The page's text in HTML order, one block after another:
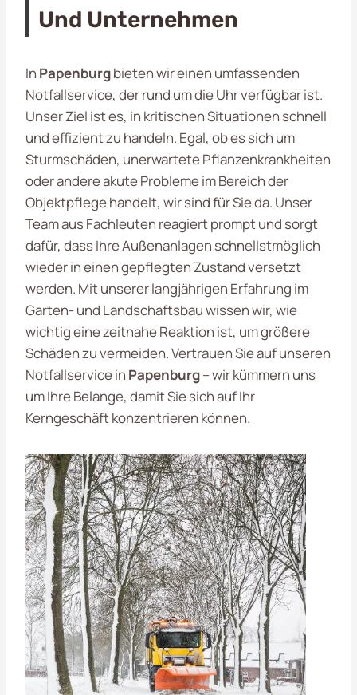
Und Unternehmen
In Papenburgbieten wir einen umfassenden
Notfallservice, der rund um die Uhr verfügbar ist.
Unser Ziel ist es, in kritischen Situationen schnell
und effizient zu handeln. Egal, ob es sich um
Sturmschäden, unerwartete Pflanzenkrankheiten
oder andere akute Probleme im Bereich der
Objektpflege handelt, wir sind für Sie da. Unser
Team aus Fachleuten reagiert prompt und sorgt
dafür, dass Ihre Außenanlagen schnellstmöglich
wieder in einen gepflegten Zustand versetzt
werden. Mit unserer langjährigen Erfahrung im
Garten- und Landschaftsbau wissen wir, wie
wichtig eine zeitnahe Reaktion ist, um größere
Schäden zu vermeiden. Vertrauen Sie auf unseren
Notfallservice in Papenburg– wir kümmern uns
um Ihre Belange, damit Sie sich auf Ihr
Kerngeschäft konzentrieren können.